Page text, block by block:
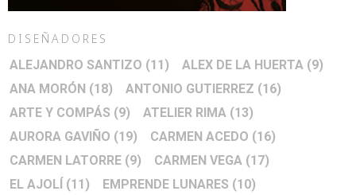
DISEÑADORES
ALEJANDRO SANTIZO (11) ALEX DE LA HUERTA (9)
ANA MORÓN (18) ANTONIO GUTIERREZ (16)
ARTE Y COMPÁS (9) ATELIER RIMA (13)
AURORA GAVIÑO (19) CARMEN ACEDO (16)
CARMEN LATORRE (9) CARMEN VEGA (17)
EL AJOLÍ (11) EMPRENDE LUNARES (10)